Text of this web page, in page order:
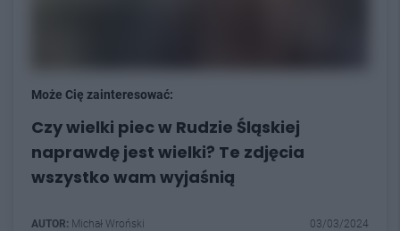
Może Cię zainteresować:
Czy wielki piec w Rudzie Śląskiej
naprawdę jest wielki? Te zdjęcia
wszystko wam wyjaśnią
AUTOR: Michał Wroński 03/03/2024